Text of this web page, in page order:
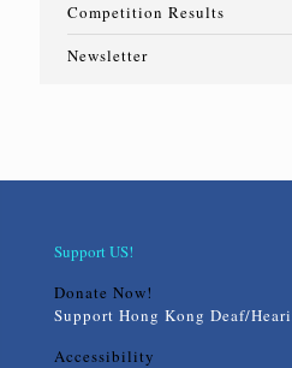
Competition Results
Newsletter
Support US!
Donate Now!
Support Hong Kong Deaf/
Accessibility